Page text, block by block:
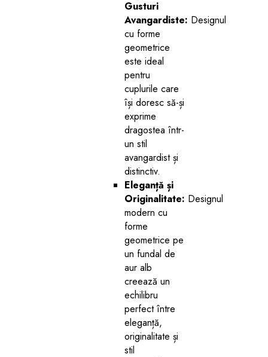
Gusturi
Avangardiste: Designul
cu forme
geometrice
este ideal
pentru
cuplurile care
își doresc să-și
exprime
dragostea într-
un stil
avangardist și
distinctiv.
Eleganță și
Originalitate: Designul
modern cu
forme
geometrice pe
un fundal de
aur alb
creează un
echilibru
perfect între
eleganță,
originalitate și
stil